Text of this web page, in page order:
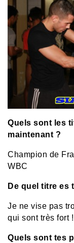
Quels sont les
maintenant ?
Champion de
WBC
De quel titre es
Je ne vise pas
qui sont très fort !
Quels sont tes